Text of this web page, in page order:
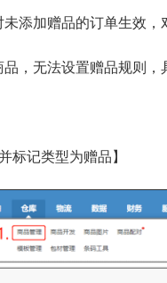
添加赠品的订单生效
品，无法设置赠品规则，
记类型为赠品】